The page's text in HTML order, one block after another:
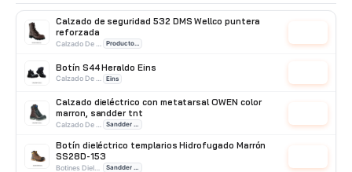
Calzado de seguridad 532 DMS Wellco puntera
reforzada
Producto Nacional
Botín S44 Heraldo Eins
Eins
Calzado dieléctrico con metatarsal OWEN color
marron, sandder tnt
Sandder TNT
Botín dieléctrico templarios Hidrofugado Marrón
SS28D-153
Sandder TNT